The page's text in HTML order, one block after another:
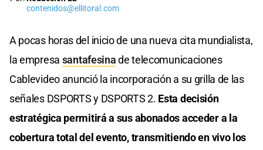
contenidos@ellitoral.com
A pocas horas del inicio de una nueva cita mundialista,
la empresa santafesinade telecomunicaciones
Cablevideo anunció la incorporación a su grilla de las
señales DSPORTS y DSPORTS 2. Esta decisión
estratégica permitirá a sus abonados acceder a la
cobertura total del evento, transmitiendo en vivo los